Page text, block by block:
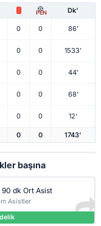
PEN Dk'
0 0 86'
0 0 1533'
0 0 44'
0 0 68'
0 0 12'
0 0 1743'
başına
90 dk Ort Asist
Asistler